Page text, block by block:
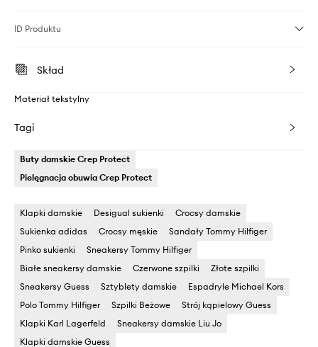
ID Produktu
Skład
Materiał tekstylny
Tagi
Buty damskie Crep Protect
Pielęgnacja obuwia Crep Protect
Klapki damskie Desigual sukienki
Crocsy damskie
Sukienka adidas
Crocsy męskie
Sandały Tommy Hilfiger
Pinko sukienki
Sneakersy Tommy Hilfiger
Białe sneakersy damskie
Czerwone szpilki
Złote szpilki
Sneakersy Guess
Sztyblety damskie
Espadryle Michael Kors
Polo Tommy Hilfiger
Szpilki Beżowe
Strój kąpielowy Guess
Klapki Karl Lagerfeld
Sneakersy damskie Liu Jo
Klapki damskie Guess